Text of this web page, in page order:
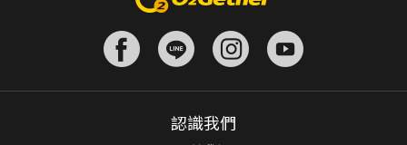
臺北市
認識我們